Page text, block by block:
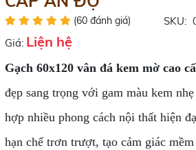
(60 đánh giá) SKU:
Giá: Liện hệ
Gạch 60x120 vân đá kem mờ cao
đẹp sang trọng với gam màu kem
hợp nhiều phong cách nội thất hiện
hạn chế trơn trượt, tạo cảm giác